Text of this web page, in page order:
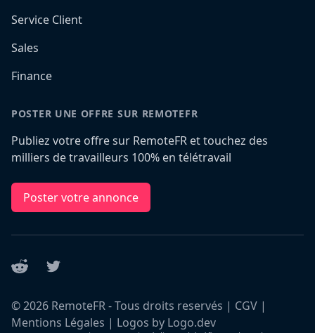
Service Client
Sales
Finance
POSTER UNE OFFRE SUR REMOTEFR
Publiez votre offre sur RemoteFR et touchez des
milliers de travailleurs 100% en télétravail
Poster votre annonce
Reddit Twitter
©2026 RemoteFR - Tous droits reservés | CGV |
Mentions Légales | Logos by Logo.dev